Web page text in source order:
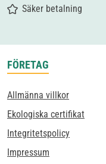
Säker betalning
FÖRETAG
Allmänna villkor
Ekologiska certifikat
Integritetspolicy
Impressum